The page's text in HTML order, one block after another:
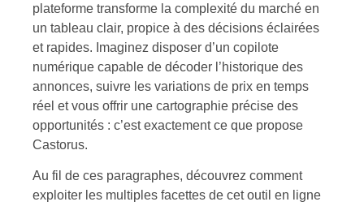
plateforme transforme la complexité du marché en
un tableau clair, propice à des décisions éclairées
et rapides. Imaginez disposer d’un copilote
numérique capable de décoder l’historique des
annonces, suivre les variations de prix en temps
réel et vous offrir une cartographie précise des
opportunités : c’est exactement ce que propose
Castorus.
Au fil de ces paragraphes, découvrez comment
exploiter les multiples facettes de cet outil en ligne